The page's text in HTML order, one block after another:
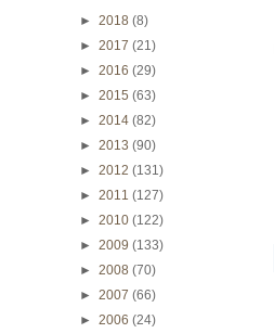
► 2018 (8)
► 2017 (21)
► 2016 (29)
► 2015 (63)
► 2014 (82)
► 2013 (90)
► 2012 (131)
► 2011 (127)
► 2010 (122)
► 2009 (133)
► 2008 (70)
► 2007 (66)
► 2006 (24)